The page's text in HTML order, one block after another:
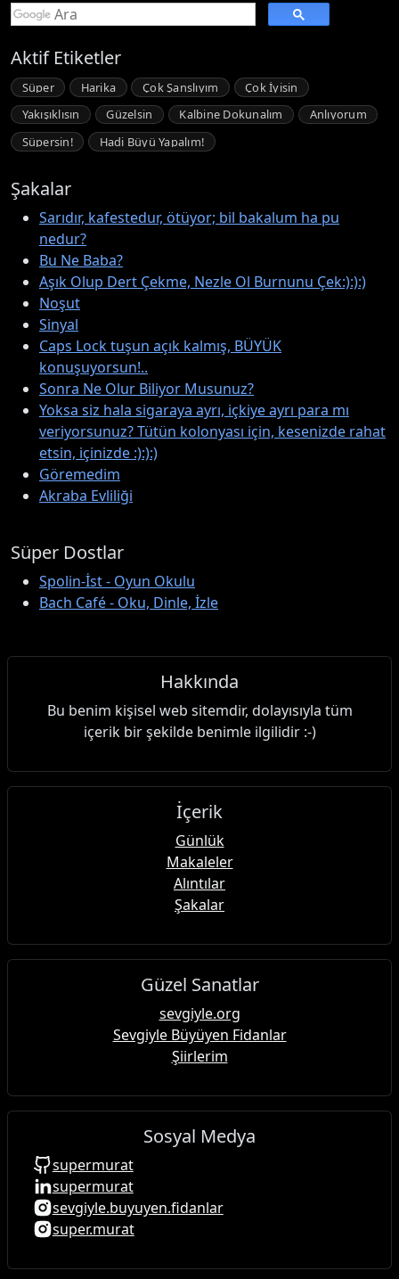
Aktif Etiketler
Süper Harika Çok Şanslıyım
Çok İyisin
Yakışıklısın
Güzelsin Kalbine Dokunalım
Anlıyorum
Süpersin!
Hadi Büyü Yapalım!
Şakalar
Sarıdır, kafestedur, ötüyor; bil bakalum ha pu
nedur?
Bu Ne Baba?
Aşık Olup Dert Çekme, Nezle Ol Burnunu Çek:):):)
Noşut
Sinyal
Caps Lock tuşun açık kalmış, BÜYÜK
konuşuyorsun!..
Sonra Ne Olur Biliyor Musunuz?
Yoksa siz hala sigaraya ayrı, içkiye ayrı para mı
veriyorsunuz? Tütün kolonyası için, kesenizde rahat
etsin, içinizde :):):)
Göremedim
Akraba Evliliği
Süper Dostlar
Spolin-İst - Oyun Okulu
Bach Café - Oku, Dinle, İzle
Hakkında
Bu benim kişisel web sitemdir, dolayısıyla tüm
içerik bir şekilde benimle ilgilidir :-)
İçerik
Günlük
Makaleler
Alıntılar
Şakalar
Güzel Sanatlar
sevgiyle.org
Sevgiyle Büyüyen Fidanlar
Şiirlerim
Sosyal Medya
supermurat
supermurat
sevgiyle.buyuyen.fidanlar
super.murat